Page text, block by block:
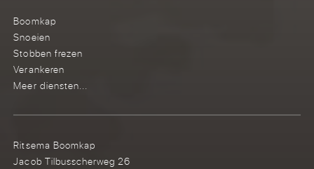
Boomkap
Snoeien
Stobben frezen
Verankeren
Meer diensten...
Ritsema Boomkap
Jacob Tilbusscherweg 26